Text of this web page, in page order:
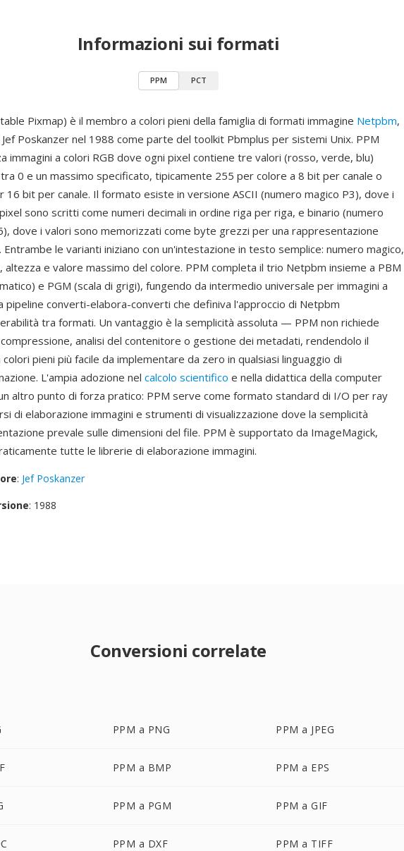
Informazioni sui formati
PPM PCT
Pixmap) è il membro a colori pieni della famiglia di formati immagine Netpbm,
Poskanzer nel 1988 come parte del toolkit Pbmplus per sistemi Unix. PPM
immagini a colori RGB dove ogni pixel contiene tre valori (rosso, verde, blu)
0 e un massimo specificato, tipicamente 255 per colore a 8 bit per canale o
16 bit per canale. Il formato esiste in versione ASCII (numero magico P3), dove i
sono scritti come numeri decimali in ordine riga per riga, e binario (numero
dove i valori sono memorizzati come byte grezzi per una rappresentazione
Entrambe le varianti iniziano con un'intestazione in testo semplice: numero magico,
altezza e valore massimo del colore. PPM completa il trio Netpbm insieme a PBM
e PGM (scala di grigi), fungendo da intermedio universale per immagini a
pipeline converti-elabora-converti che definiva l'approccio di Netpbm
tra formati. Un vantaggio è la semplicità assoluta — PPM non richiede
analisi del contenitore o gestione dei metadati, rendendolo il
pieni più facile da implementare da zero in qualsiasi linguaggio di
L'ampia adozione nel calcolo scientifico e nella didattica della computer
altro punto di forza pratico: PPM serve come formato standard di I/O per ray
di elaborazione immagini e strumenti di visualizzazione dove la semplicità
prevale sulle dimensioni del file. PPM è supportato da ImageMagick,
tutte le librerie di elaborazione immagini.
: Jef Poskanzer
: 1988
Conversioni correlate
PPM a PNG PPM a JPEG
PPM a BMP PPM a EPS
PPM a PGM PPM a GIF
PPM a DXF PPM a TIFF